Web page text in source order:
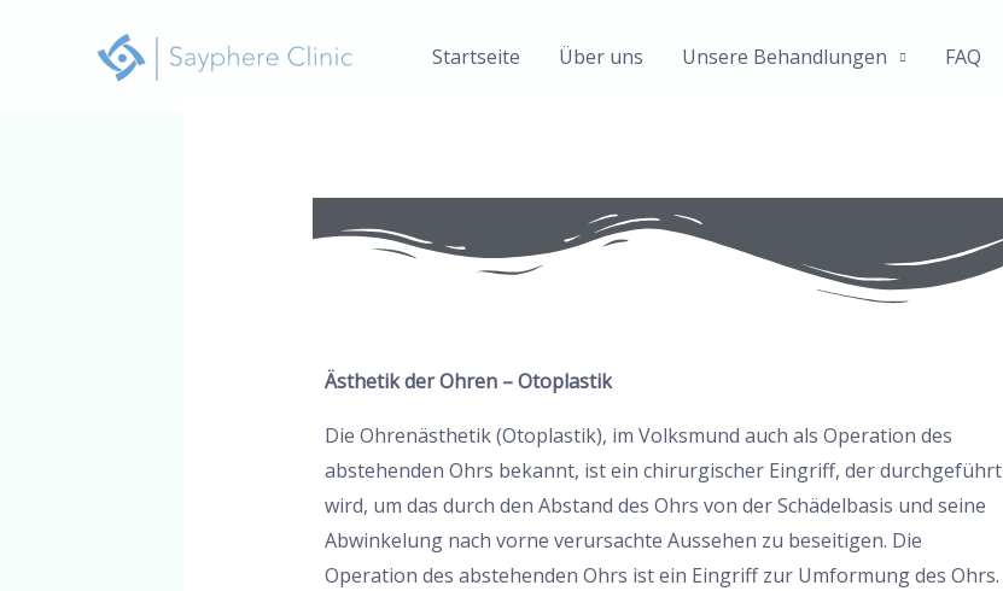
Startseite Über uns Unsere Behandlungen FAQ
Ästhetik der Ohren – Otoplastik
Die Ohrenästhetik (Otoplastik), im Volksmund auch als Operation des
abstehenden Ohrs bekannt, ist ein chirurgischer Eingriff, der durchgeführt
wird, um das durch den Abstand des Ohrs von der Schädelbasis und seine
Abwinkelung nach vorne verursachte Aussehen zu beseitigen. Die
Operation des abstehenden Ohrs ist ein Eingriff zur Umformung des Ohrs.